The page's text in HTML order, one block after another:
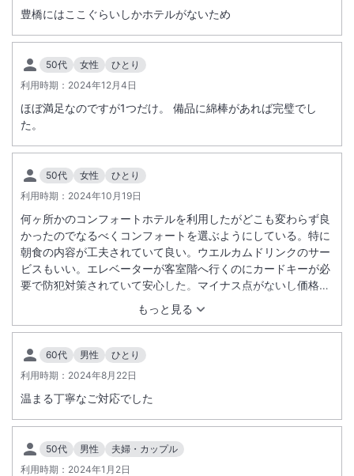
豊橋にはここぐらいしかホテルがないため
50代 女性
ひとり
利用時期： 2024年12月4日
ほぼ満足なのですが1つだけ。 備品に綿棒があれば完璧でし
た。
50代 女性
ひとり
利用時期： 2024年10月19日
もっと見る
何ヶ所かのコンフォートホテルを利用したがどこも変わらず良
かったのでなるべくコンフォートを選ぶようにしている。特に
朝食の内容が工夫されていて良い。ウエルカムドリンクのサー
ビスもいい。エレベーターが客室階へ行くのにカードキーが必
要で防犯対策されていて安心した。マイナス点がないし価格も
リーズナブルなので紹介しやすい。
60代 男性
ひとり
利用時期： 2024年8月22日
温まる丁寧なご対応でした
50代 男性
夫婦・カップル
利用時期： 2024年1月2日